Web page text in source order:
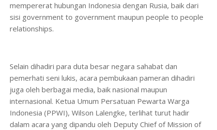
mempererat hubungan Indonesia dengan Rusia, baik dari
sisi government to government maupun people to people
relationships.
Selain dihadiri para duta besar negara sahabat dan
pemerhati seni lukis, acara pembukaan pameran dihadiri
juga oleh berbagai media, baik nasional maupun
internasional. Ketua Umum Persatuan Pewarta Warga
Indonesia (PPWI), Wilson Lalengke, terlihat turut hadir
dalam acara yang dipandu oleh Deputy Chief of Mission of